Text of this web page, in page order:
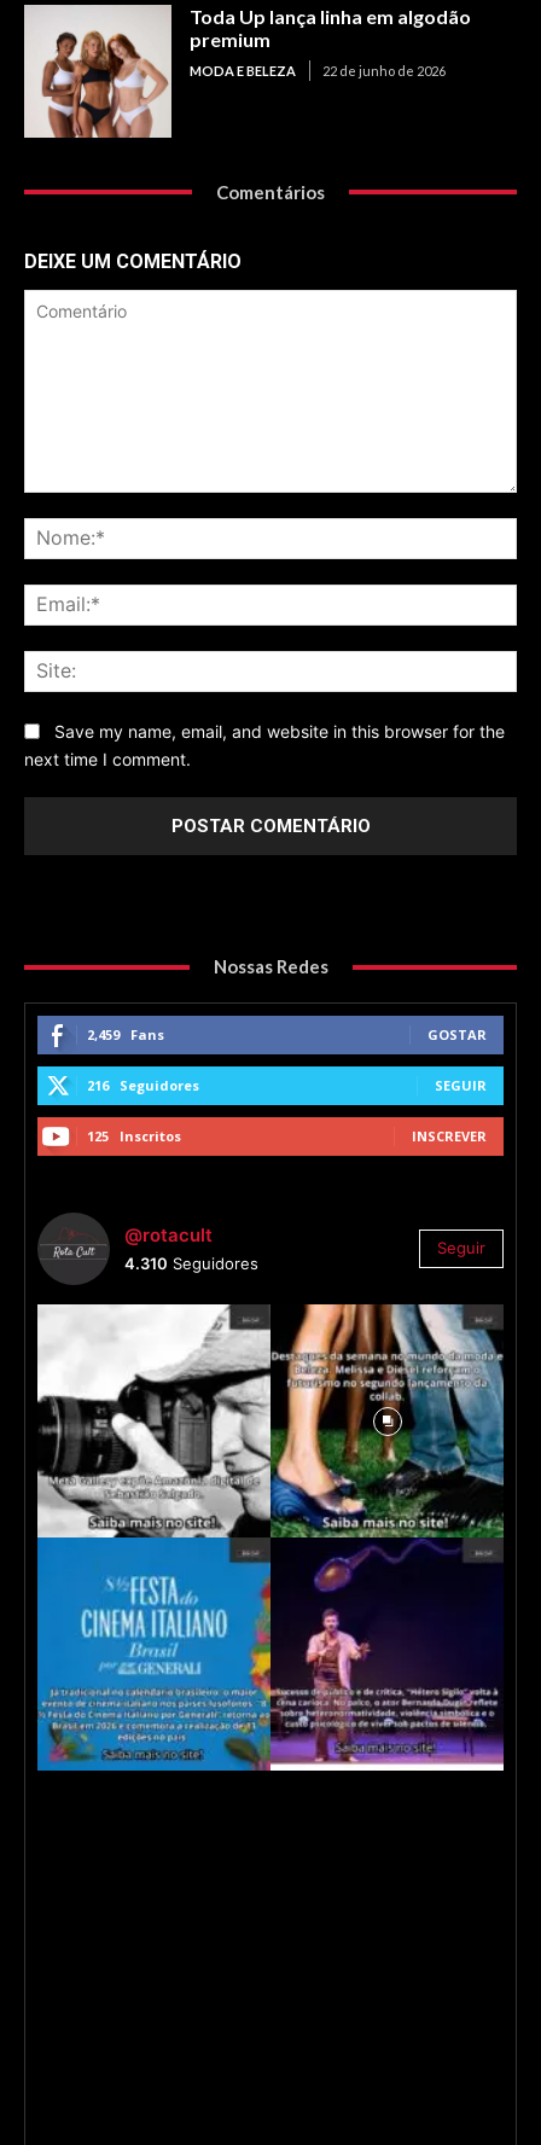
Toda Up lança linha em algodão
premium
MODA E BELEZA 22 de junho de 2026
Comentários
DEIXE UM COMENTÁRIO
Save my name, email, and website in this browser for the
next time I comment.
Nossas Redes
2,459 Fans GOSTAR
216 Seguidores SEGUIR
125 Inscritos INSCREVER
@rotacult
4.310 Seguidores
Seguir